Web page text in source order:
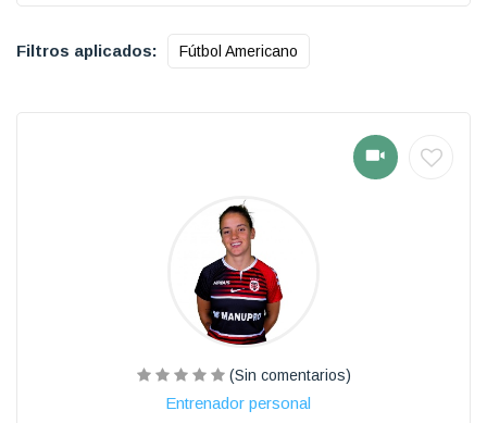
Filtros aplicados: Fútbol Americano
(Sin comentarios)
Entrenador personal